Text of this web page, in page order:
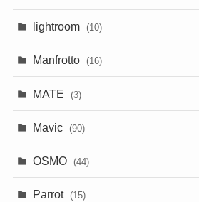
lightroom (10)
Manfrotto (16)
MATE (3)
Mavic (90)
OSMO (44)
Parrot (15)